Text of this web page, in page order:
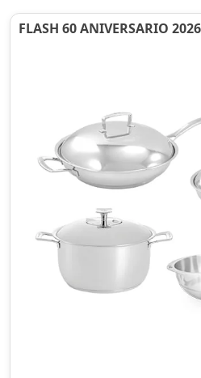
FLASH 60 ANIVERSARIO